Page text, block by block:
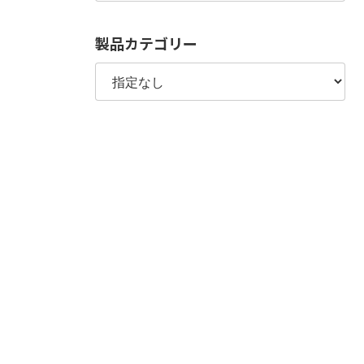
製品カテゴリー